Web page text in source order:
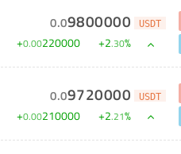
0.09800000 USDT
+0.00220000 +2.30%
0.09720000 USDT
+0.00210000 +2.21%